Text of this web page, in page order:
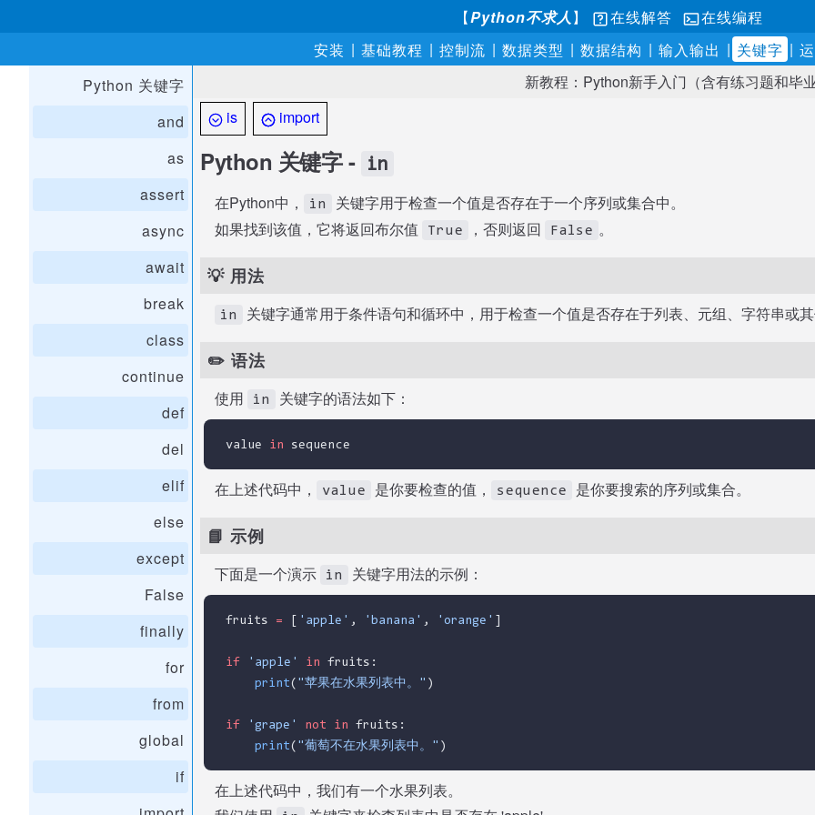
【Python不求人】 在线解答
在线编程
安装 | 基础教程 | 控制流 | 数据类型 | 数据结构 | 输入输出 | 关键字 |
Python 关键字
and
as
assert
async
await
break
class
continue
def
del
elif
else
except
False
finally
for
from
global
if
新教程：Python新手入门（含有练习题和毕业
is
import
Python 关键字 - in
在Python中， in
关键字用于检查一个值是否存在于一个序列或集合中。
如果找到该值，它将返回布尔值
True ，否则返回 False 。
💡 用法
in 关键字通常用于条件语句和循环中，用于检查一个值是否存在于列表、元组、字符串或其
✏️ 语法
使用 in 关键字的语法如下：
value in sequence
在上述代码中， value 是你要检查的值， sequence 是你要搜索的序列或集合。
📘 示例
下面是一个演示 in 关键字用法的示例：
fruits = [ 'apple' , 'banana' , 'orange' ]
if 'apple' in fruits:
print( "苹果在水果列表中。" )
if 'grape' not in fruits:
print( "葡萄不在水果列表中。" )
在上述代码中，我们有一个水果列表。